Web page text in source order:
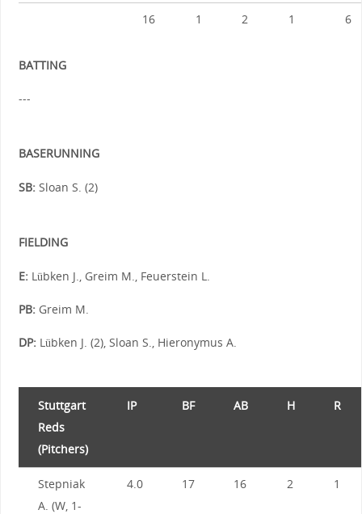
16 1 2 1 6
BATTING
---
BASERUNNING
SB:Sloan S. (2)
FIELDING
E:Lübken J., Greim M., Feuerstein L.
PB:Greim M.
DP:Lübken J. (2), Sloan S., Hieronymus A.
Stuttgart
Reds
(Pitchers)
IP BF AB H R
Stepniak
A. (W, 1-
4.0 17 16 2 1